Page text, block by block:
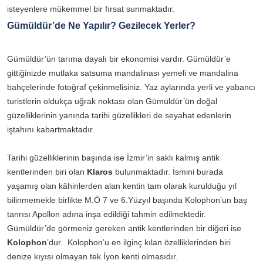
isteyenlere mükemmel bir fırsat sunmaktadır.
Gümüldür’de Ne Yapılır? Gezilecek Yerler?
Gümüldür’ün tarıma dayalı bir ekonomisi vardır. Gümüldür’e
gittiğinizde mutlaka satsuma mandalinası yemeli ve mandalina
bahçelerinde fotoğraf çekinmelisiniz. Yaz aylarında yerli ve yabancı
turistlerin oldukça uğrak noktası olan Gümüldür’ün doğal
güzelliklerinin yanında tarihi güzellikleri de seyahat edenlerin
iştahını kabartmaktadır.
Tarihi güzelliklerinin başında ise İzmir’in saklı kalmış antik
kentlerinden biri olan Klaros bulunmaktadır. İsmini burada
yaşamış olan kâhinlerden alan kentin tam olarak kurulduğu yıl
bilinmemekle birlikte M.Ö 7 ve 6.Yüzyıl başında Kolophon’un baş
tanrısı Apollon adına inşa edildiği tahmin edilmektedir.
Gümüldür’de görmeniz gereken antik kentlerinden bir diğeri ise
Kolophon’dur. Kolophon’u en ilginç kılan özelliklerinden biri
denize kıyısı olmayan tek İyon kenti olmasıdır.